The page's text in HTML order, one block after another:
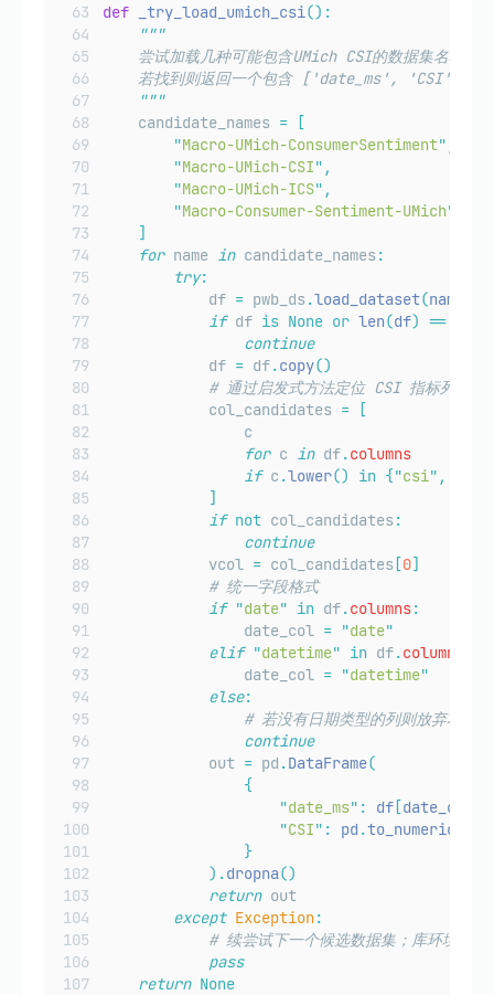
def _try_load_umich_csi():
"""
    尝试加载几种可能包含UMich CSI的数据集名称
若找到则返回一个包含 ['date_ms', 'CSI']
"""
    candidate_names
=
[
"Macro-UMich-ConsumerSentiment"
"Macro-UMich-CSI" ,
"Macro-UMich-ICS" ,
"Macro-Consumer-Sentiment-UMich"
]
for name in candidate_names:
try:
            df
= pwb_ds.load_dataset(name
if df is None or len(df) ==
continue
            df
= df.copy()
# 通过启发式方法定位 CSI 指标列
            col_candidates
=
[
                c
for c in df.columns
if c .lower() in {"csi" ,
]
if not col_candidates:
continue
            vcol
= col_candidates [0]
# 统一字段格式
if "date" in df.columns:
                date_col
= "date"
elif "datetime" in df.columns
                date_col
= "datetime"
else:
# 若没有日期类型的列则放弃本次
continue
            out
= pd .DataFrame(
{
"date_ms" : df [date_col
"CSI" : pd .to_numeric
}
).dropna()
return out
except Exception:
# 续尝试下一个候选数据集；库环境中无
pass
return None